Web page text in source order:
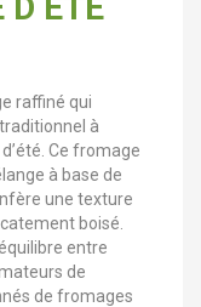
raffiné qui
à
Ce fromage
à base de
une texture
boisé.
entre
de
de fromages